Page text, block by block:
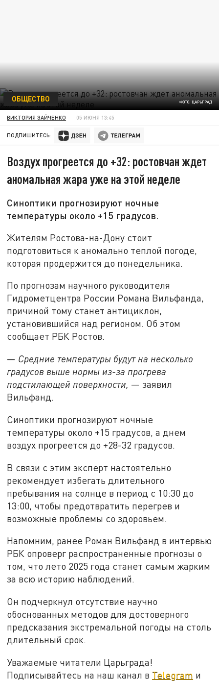
ФОТО: ЦАРЬГРАД
ОБЩЕСТВО
ВИКТОРИЯ ЗАЙЧЕНКО 05 ИЮНЯ 13:45
ПОДПИШИТЕСЬ:
Воздух прогреется до +32: ростовчан ждет
аномальная жара уже на этой неделе
Синоптики прогнозируют ночные
температуры около +15 градусов.
Жителям Ростова-на-Дону стоит
подготовиться к аномально теплой погоде,
которая продержится до понедельника.
По прогнозам научного руководителя
Гидрометцентра России Романа Вильфанда,
причиной тому станет антициклон,
установившийся над регионом. Об этом
сообщает РБК Ростов.
— Средние температуры будут на несколько
градусов выше нормы из-за прогрева
подстилающей поверхности, — заявил
Вильфанд.
Синоптики прогнозируют ночные
температуры около +15 градусов, а днем
воздух прогреется до +28-32 градусов.
В связи с этим эксперт настоятельно
рекомендует избегать длительного
пребывания на солнце в период с 10:30 до
13:00, чтобы предотвратить перегрев и
возможные проблемы со здоровьем.
Напомним, ранее Роман Вильфанд в интервью
РБК опроверг распространенные прогнозы о
том, что лето 2025 года станет самым жарким
за всю историю наблюдений.
Он подчеркнул отсутствие научно
обоснованных методов для достоверного
предсказания экстремальной погоды на столь
длительный срок.
Уважаемые читатели Царьграда!
Подписывайтесь на наш канал в Telegram и